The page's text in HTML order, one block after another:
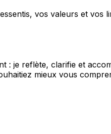
vos valeurs et vos
: je reflète, clarifie et
mieux vous